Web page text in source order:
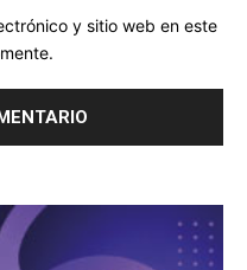
y sitio web en este